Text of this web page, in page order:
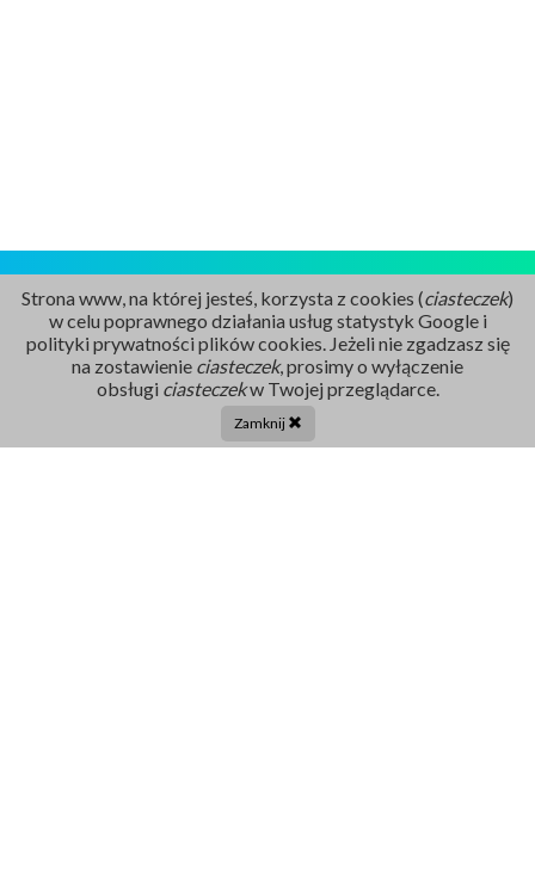
Rejestracja
Tel. centrala:
Strona www, na której jesteś, korzysta z cookies (ciasteczek)
w celu poprawnego działania usług statystyk Google i
polityki prywatności plików cookies. Jeżeli nie zgadzasz się
na zostawienie ciasteczek, prosimy o wyłączenie
obsługi ciasteczekw Twojej przeglądarce.
Zamknij